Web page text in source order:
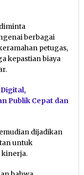
berbagai
petugas,
kepastian biaya
Publik Cepat dan
dijadikan
untuk
kinerja.